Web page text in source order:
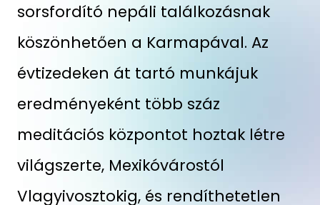
sorsfordító nepáli találkozásnak
köszönhetően a Karmapával. Az
évtizedeken át tartó munkájuk
eredményeként több száz
meditációs központot hoztak létre
világszerte, Mexikóvárostól
Vlagyivosztokig, és rendíthetetlen